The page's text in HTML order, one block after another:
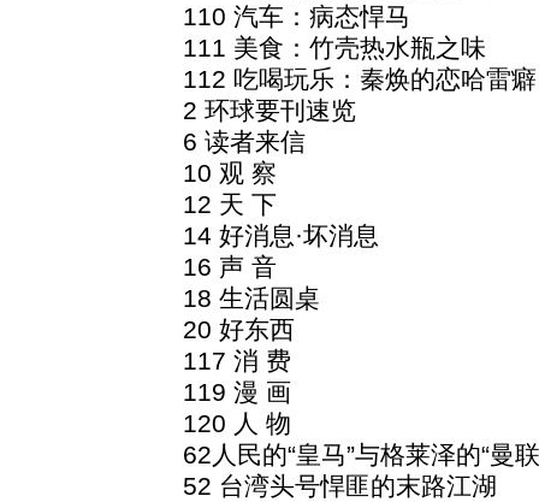
110 汽车：病态悍马
111 美食：竹壳热水瓶之味
112 吃喝玩乐：秦焕的恋哈雷癖
2 环球要刊速览
6 读者来信
10 观 察
12 天 下
14 好消息·坏消息
16 声 音
18 生活圆桌
20 好东西
117 消 费
119 漫 画
120 人 物
62人民的“皇马”与格莱泽的“曼联
52 台湾头号悍匪的末路江湖